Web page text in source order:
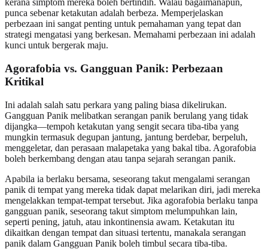
kerana simptom mereka boleh bertindih. Walau bagaimanapun,
punca sebenar ketakutan adalah berbeza. Memperjelaskan
perbezaan ini sangat penting untuk pemahaman yang tepat dan
strategi mengatasi yang berkesan. Memahami perbezaan ini adalah
kunci untuk bergerak maju.
Agorafobia vs. Gangguan Panik: Perbezaan
Kritikal
Ini adalah salah satu perkara yang paling biasa dikelirukan.
Gangguan Panik melibatkan serangan panik berulang yang tidak
dijangka—tempoh ketakutan yang sengit secara tiba-tiba yang
mungkin termasuk degupan jantung, jantung berdebar, berpeluh,
menggeletar, dan perasaan malapetaka yang bakal tiba. Agorafobia
boleh berkembang dengan atau tanpa sejarah serangan panik.
Apabila ia berlaku bersama, seseorang takut mengalami serangan
panik di tempat yang mereka tidak dapat melarikan diri, jadi mereka
mengelakkan tempat-tempat tersebut. Jika agorafobia berlaku tanpa
gangguan panik, seseorang takut simptom melumpuhkan lain,
seperti pening, jatuh, atau inkontinensia awam. Ketakutan itu
dikaitkan dengan tempat dan situasi tertentu, manakala serangan
panik dalam Gangguan Panik boleh timbul secara tiba-tiba.